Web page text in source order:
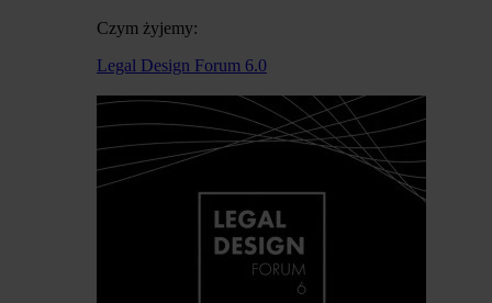
Czym żyjemy:
Legal Design Forum 6.0